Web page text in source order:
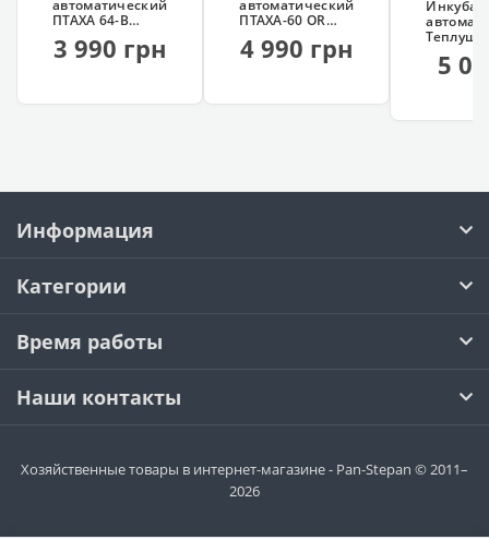
автоматический
ПТАХА 64-В
роликовый
3 990 грн
автоматический
ПТАХА-60 OR
роликовый
4 990 грн
Теплуша
5
Информация
Категории
Время работы
Наши контакты
Хозяйственные товары в интернет-магазине - Pan-Stepan © 2011–
2026